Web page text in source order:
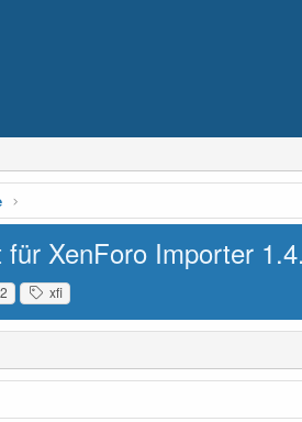
XenForo Importer
xfi